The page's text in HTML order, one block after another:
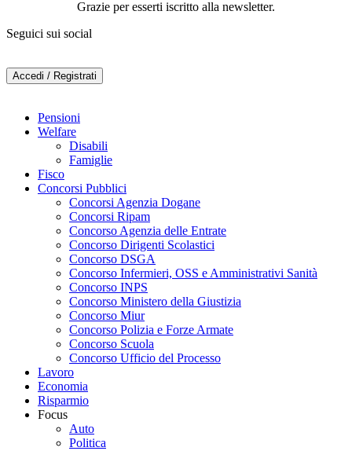
Grazie per esserti iscritto alla newsletter.
Seguici sui social
Accedi / Registrati
Pensioni
Welfare
Disabili
Famiglie
Fisco
Concorsi Pubblici
Concorsi Agenzia Dogane
Concorsi Ripam
Concorso Agenzia delle Entrate
Concorso Dirigenti Scolastici
Concorso DSGA
Concorso Infermieri, OSS e Amministrativi Sanità
Concorso INPS
Concorso Ministero della Giustizia
Concorso Miur
Concorso Polizia e Forze Armate
Concorso Scuola
Concorso Ufficio del Processo
Lavoro
Economia
Risparmio
Focus
Auto
Politica